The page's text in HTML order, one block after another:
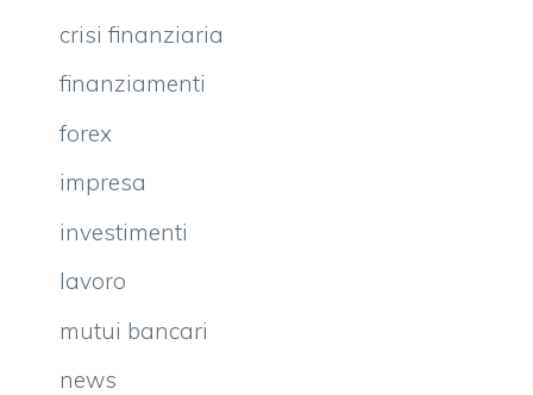
crisi finanziaria
finanziamenti
forex
impresa
investimenti
lavoro
mutui bancari
news